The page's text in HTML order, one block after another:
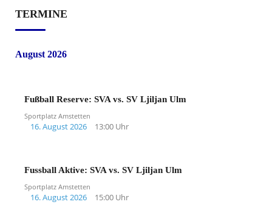
TERMINE
August 2026
Fußball Reserve: SVA vs. SV Ljiljan Ulm
Sportplatz Amstetten
16. August 2026 13:00 Uhr
Fussball Aktive: SVA vs. SV Ljiljan Ulm
Sportplatz Amstetten
16. August 2026 15:00 Uhr